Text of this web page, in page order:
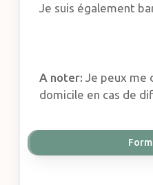
Je suis également
A noter: Je peux me
domicile en cas de